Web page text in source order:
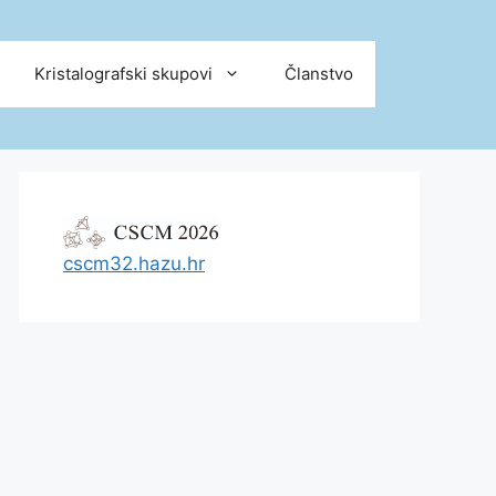
Kristalografski skupovi Članstvo
cscm32.hazu.hr